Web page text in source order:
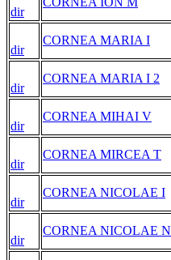
dir
dir
CORNEA MARIA I
dir
CORNEA MARIA I 2
dir
CORNEA MIHAI V
dir
CORNEA MIRCEA T
dir
CORNEA NICOLAE I
dir
CORNEA NICOLAE N